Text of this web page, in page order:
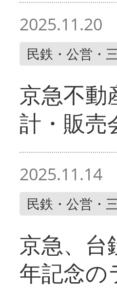
2025.11.20
民鉄・公営・
京急不
計・販売
2025.11.14
民鉄・公営・
京急、
年記念の